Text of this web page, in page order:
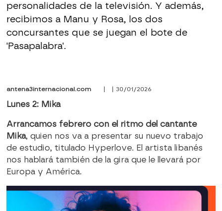
personalidades de la televisión. Y además,
recibimos a Manu y Rosa, los dos
concursantes que se juegan el bote de
'Pasapalabra'.
antena3internacional.com | | 30/01/2026
Lunes 2: Mika
Arrancamos febrero con el ritmo del cantante
Mika, quien nos va a presentar su nuevo trabajo
de estudio, titulado Hyperlove. El artista libanés
nos hablará también de la gira que le llevará por
Europa y América.